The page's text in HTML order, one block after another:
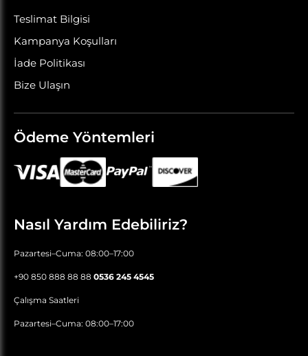
Teslimat Bilgisi
Kampanya Koşulları
İade Politikası
Bize Ulaşın
Ödeme Yöntemleri
Nasıl Yardım Edebiliriz?
Pazartesi–Cuma: 08:00–17:00
+90 850 888 88 88 0536 245 4545
Çalışma Saatleri
Pazartesi–Cuma: 08:00–17:00